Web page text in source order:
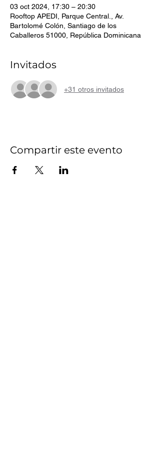
03 oct 2024, 17:30 – 20:30
Rooftop APEDI, Parque Central., Av.
Bartolomé Colón, Santiago de los
Caballeros 51000, República Dominicana
Invitados
+31 otros invitados
Compartir este evento